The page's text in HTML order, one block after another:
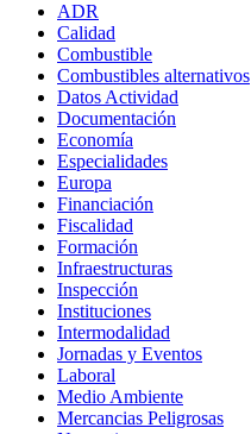
ADR
Calidad
Combustible
Combustibles alternativos
Datos Actividad
Documentación
Economía
Especialidades
Europa
Financiación
Fiscalidad
Formación
Infraestructuras
Inspección
Instituciones
Intermodalidad
Jornadas y Eventos
Laboral
Medio Ambiente
Mercancias Peligrosas